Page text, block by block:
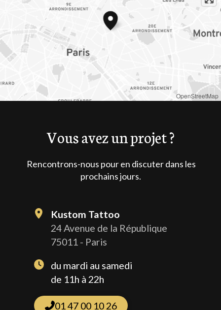
OpenStreetMap
Vous avez un projet ?
Rencontrons-nous pour en discuter dans les
prochains jours.
Kustom Tattoo
24 Avenue de la République
75011 - Paris
du mardi au samedi
de 11h à 22h
01 47 00 10 26